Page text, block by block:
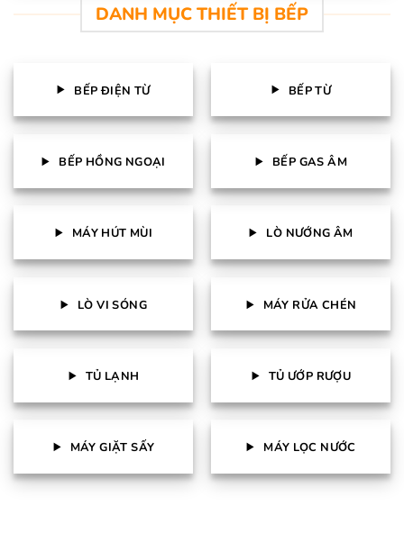
DANH MỤC THIẾT BỊ BẾP
BẾP ĐIỆN TỪ BẾP TỪ
BẾP HỒNG NGOẠI BẾP GAS ÂM
MÁY HÚT MÙI LÒ NƯỚNG ÂM
LÒ VI SÓNG MÁY RỬA CHÉN
TỦ LẠNH TỦ ƯỚP RƯỢU
MÁY GIẶT SẤY MÁY LỌC NƯỚC